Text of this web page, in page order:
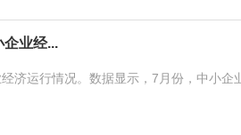
企业经...
济运行情况。数据显示，7月份，中小